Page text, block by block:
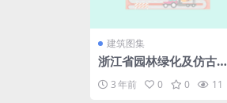
建筑图集
浙江省园林绿化及仿古建
筑工程预算定额（2010
版）（上册）.pdf
3 年前 0 0 11